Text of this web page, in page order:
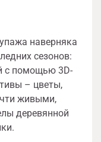
наверняка
сезонов:
с помощью 3D-
– цветы,
живыми,
деревянной